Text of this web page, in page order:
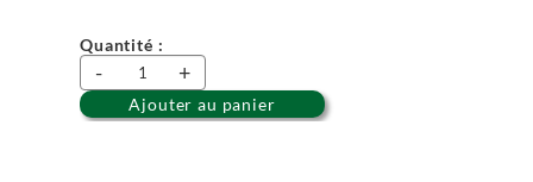
Quantité :
- +
Ajouter au panier